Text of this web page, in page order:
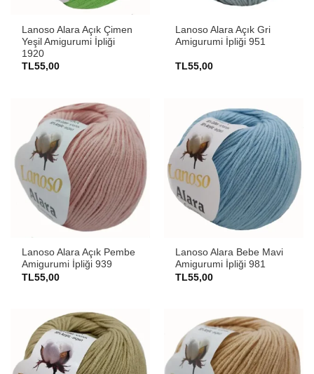
Lanoso Alara Açık Çimen
Yeşil Amigurumi İpliği
1920
TL55,00
Lanoso Alara Açık Gri
Amigurumi İpliği 951
TL55,00
Lanoso Alara Açık Pembe
Amigurumi İpliği 939
TL55,00
Lanoso Alara Bebe Mavi
Amigurumi İpliği 981
TL55,00